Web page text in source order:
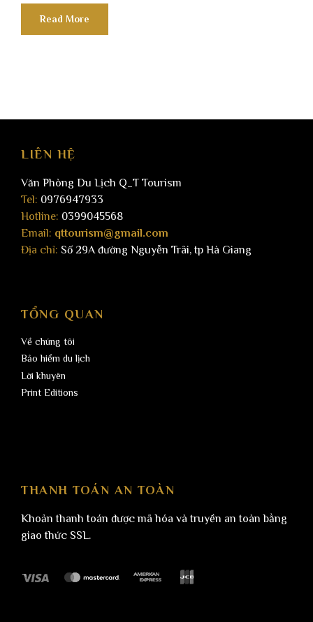
Read More
LIÊN HỆ
Văn Phòng Du Lịch Q_T Tourism
Tel: 0976947933
Hotline: 0399045568
Email: qttourism@gmail.com
Địa chỉ: Số 29A đường Nguyễn Trãi, tp Hà Giang
TỔNG QUAN
Về chúng tôi
Bảo hiểm du lịch
Lời khuyên
Print Editions
THANH TOÁN AN TOÀN
Khoản thanh toán được mã hóa và truyền an toàn bằng
giao thức SSL.